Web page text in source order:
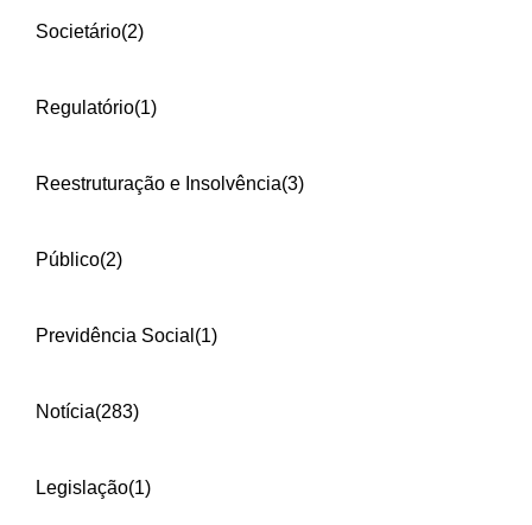
Societário(2)
Regulatório(1)
Reestruturação e Insolvência(3)
Público(2)
Previdência Social (1)
Notícia(283)
Legislação(1)